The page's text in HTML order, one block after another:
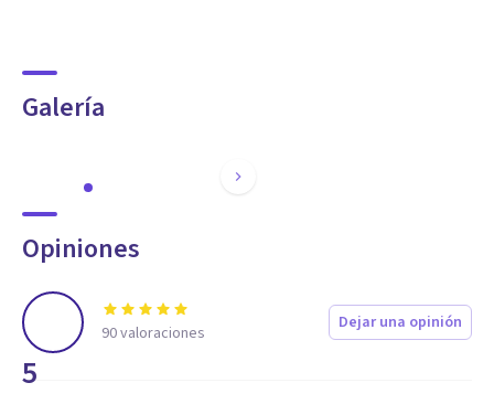
Galería
Opiniones
5
90valoraciones Dejar una opinión